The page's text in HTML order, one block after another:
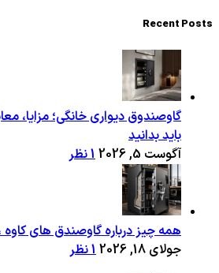
Recent Posts
گاوصندوق دیواری خانگی؛ مزایا،
باید بدانید
آگوست 5, 2026
1 نظر
همه چیز درباره گاوصندق های کاوه
جولای 18, 2026
1 نظر